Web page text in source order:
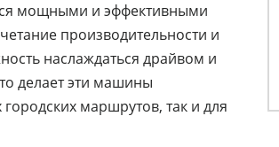
мощными и эффективными
производительности и
наслаждаться драйвом и
делает эти машины
маршрутов, так и для